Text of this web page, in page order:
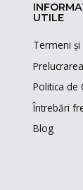
UTILE
Termeni
Politica de
Întrebări
Blog